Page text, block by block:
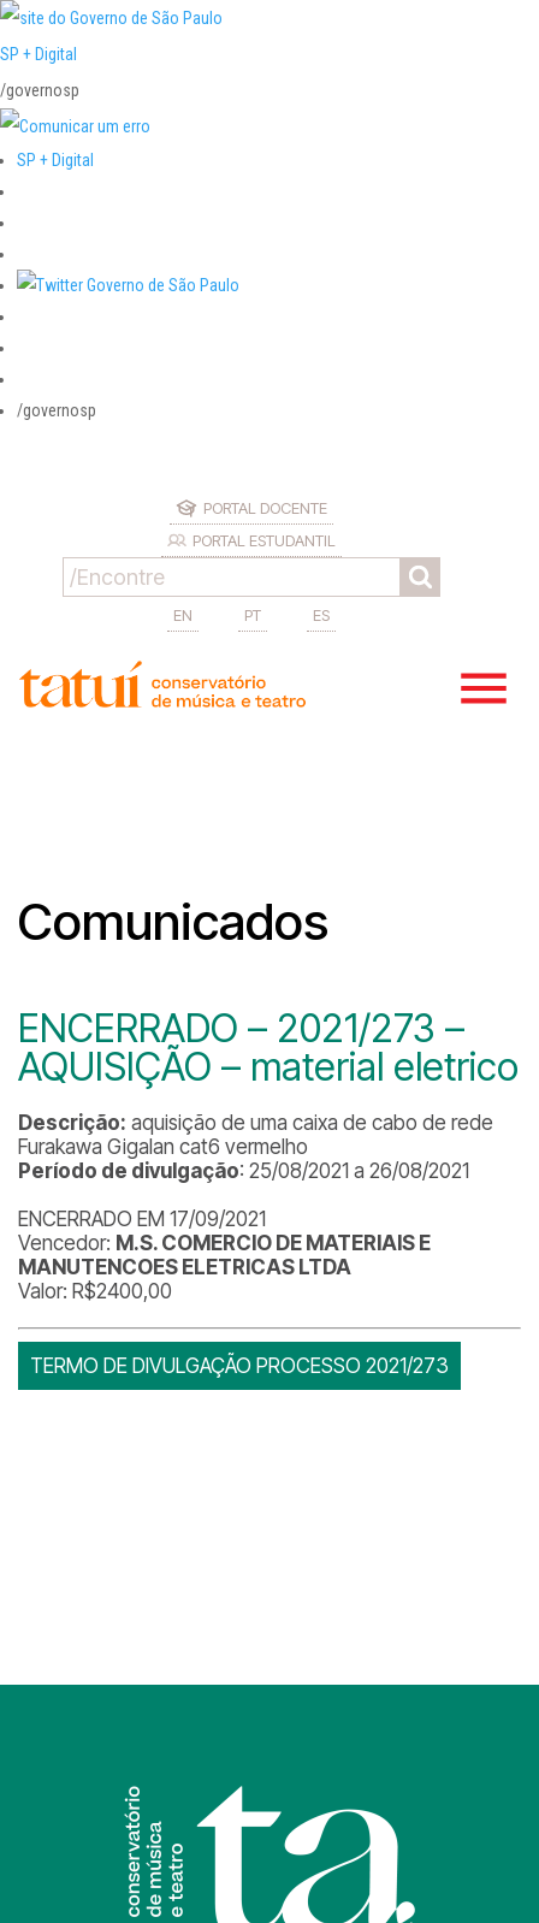
SP + Digital
/governosp
SP + Digital
/governosp
PORTAL DOCENTE
PORTAL ESTUDANTIL
EN PT ES
Comunicados
ENCERRADO – 2021/273 –
AQUISIÇÃO – material eletrico
Descrição: aquisição de uma caixa de cabo de rede
Furakawa Gigalan cat6 vermelho
Período de divulgação: 25/08/2021 a 26/08/2021
ENCERRADO EM 17/09/2021
Vencedor: M.S. COMERCIO DE MATERIAIS E
MANUTENCOES ELETRICAS LTDA
Valor: R$2400,00
TERMO DE DIVULGAÇÃO PROCESSO 2021/273